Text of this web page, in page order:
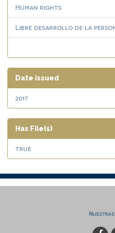
Human rights
Libre desarrollo de la
Date issued
2017
Has File(s)
true